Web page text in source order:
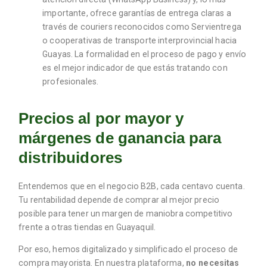
importante, ofrece garantías de entrega claras a
través de couriers reconocidos como Servientrega
o cooperativas de transporte interprovincial hacia
Guayas. La formalidad en el proceso de pago y envío
es el mejor indicador de que estás tratando con
profesionales.
Precios al por mayor y
márgenes de ganancia para
distribuidores
Entendemos que en el negocio B2B, cada centavo cuenta.
Tu rentabilidad depende de comprar al mejor precio
posible para tener un margen de maniobra competitivo
frente a otras tiendas en Guayaquil.
Por eso, hemos digitalizado y simplificado el proceso de
compra mayorista. En nuestra plataforma, no necesitas